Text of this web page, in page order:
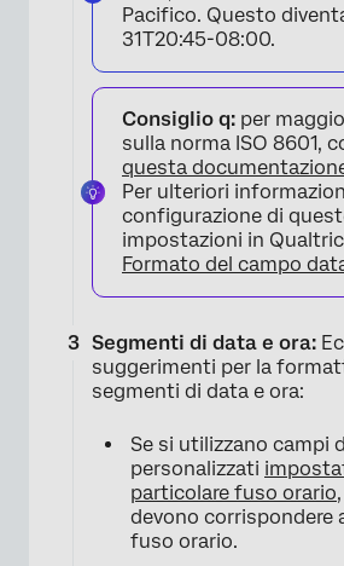
Pacifico. Questo
31T20:45-08:00.
Consiglio q: per
sulla norma ISO 8601,
questa
Per ulteriori
configurazione di
impostazioni in
Formato del campo
Segmenti di data e ora:
suggerimenti per la
segmenti di data e ora:
Se si utilizzano campi
personalizzati
particolare fuso orario
devono corrispondere
fuso orario.